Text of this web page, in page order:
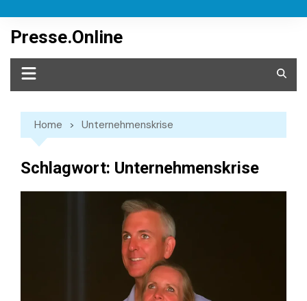
content
Presse.Online
Home Unternehmenskrise
Schlagwort: Unternehmenskrise